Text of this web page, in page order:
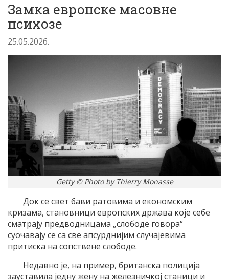
Замка европске масовне
психозе
25.05.2026.
Getty © Photo by Thierry Monasse
Док се свет бави ратовима и економским
кризама, становници европских држава које себе
сматрају предводницама „слободе говора“
суочавају се са све апсурднијим случајевима
притиска на сопствене слободе.
Недавно је, на пример, британска полиција
зауставила једну жену на железничкој станици и